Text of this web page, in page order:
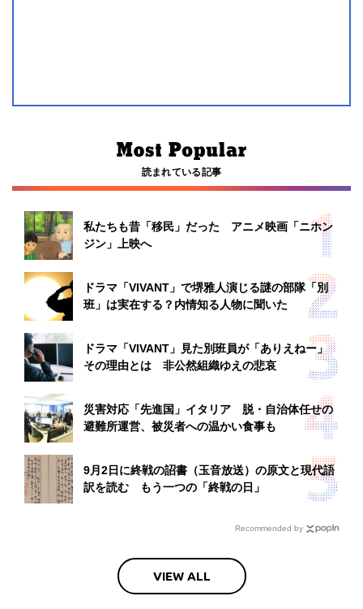
読まれている記事
私たちも昔「移民」だった アニメ映画「ニホン
ジン」上映へ
ドラマ「VIVANT」で堺雅人演じる謎の部隊「別
班」は実在する？内情知る人物に聞いた
ドラマ「VIVANT」見た別班員が「ありえねー」
その理由とは 非公然組織ゆえの悲哀
災害対応「先進国」イタリア 脱・自治体任せの
避難所運営、被災者への温かい食事も
9月2日に終戦の詔書（玉音放送）の原文と現代語
訳を読む もう一つの「終戦の日」
Recommended by
VIEW ALL